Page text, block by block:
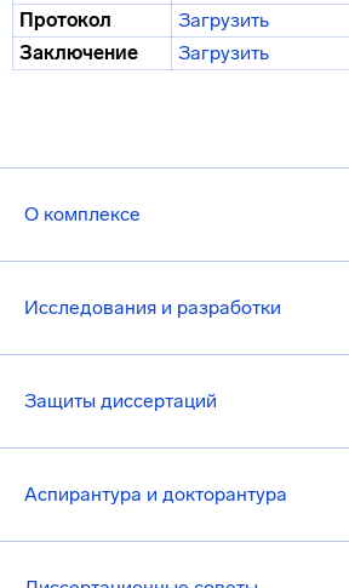
О комплексе
Исследования и разработки
Защиты диссертаций
Аспирантура и докторантура
Протокол
Загрузить
Заключение
Загрузить